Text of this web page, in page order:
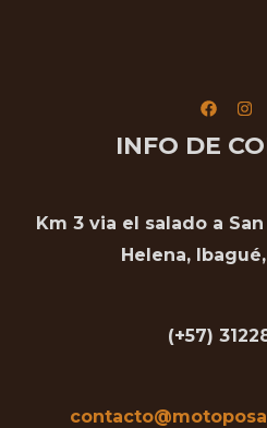
INFO DE
Km 3 via el salado a
Helena,
(+57)